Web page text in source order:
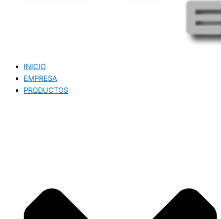
INICIO
EMPRESA
PRODUCTOS